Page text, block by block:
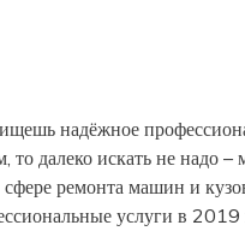
надёжное
далеко искать не надо
ремонта машин и
услуги в